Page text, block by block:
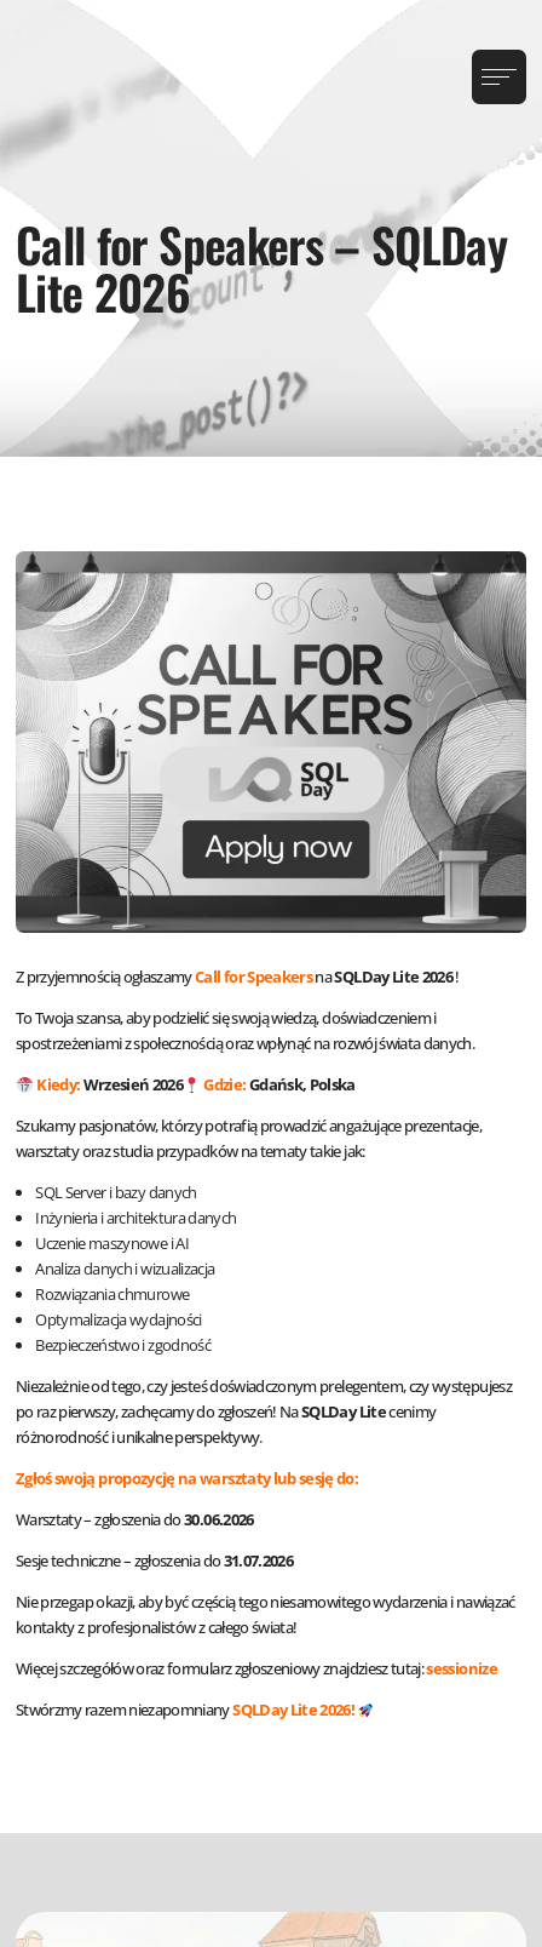
Call for Speakers – SQLDay
Lite 2026
Z przyjemnością ogłaszamyCall for SpeakersnaSQLDay Lite 2026!
To Twoja szansa, aby podzielić się swoją wiedzą, doświadczeniem i
spostrzeżeniami z społecznością oraz wpłynąć na rozwój świata danych.
Kiedy:Wrzesień 2026 Gdzie:Gdańsk, Polska
Szukamy pasjonatów, którzy potrafią prowadzić angażujące prezentacje,
warsztaty oraz studia przypadków na tematy takie jak:
SQL Server i bazy danych
Inżynieria i architektura danych
Uczenie maszynowe i AI
Analiza danych i wizualizacja
Rozwiązania chmurowe
Optymalizacja wydajności
Bezpieczeństwo i zgodność
Niezależnie od tego, czy jesteś doświadczonym prelegentem, czy występujesz
po raz pierwszy, zachęcamy do zgłoszeń! NaSQLDay Litecenimy
różnorodność i unikalne perspektywy.
Zgłoś swoją propozycję na warsztaty lub sesję do:
Warsztaty – zgłoszenia do30.06.2026
Sesje techniczne – zgłoszenia do31.07.2026
Nie przegap okazji, aby być częścią tego niesamowitego wydarzenia i nawiązać
kontakty z profesjonalistów z całego świata!
Więcej szczegółów oraz formularz zgłoszeniowy znajdziesz tutaj:sessionize
Stwórzmy razem niezapomnianySQLDay Lite 2026!